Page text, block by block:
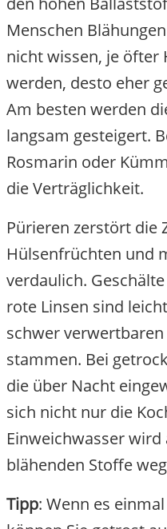
Menschen
nicht wissen, je öfter
werden, desto eher
Am besten werden
langsam gesteigert.
Rosmarin oder
die Verträglichkeit.
Pürieren zerstört die
Hülsenfrüchten und
verdaulich.
rote Linsen sind
schwer
stammen. Bei
die über Nacht
sich nicht nur die
Einweichwasser wird
blähenden Stoffe
Tipp: Wenn es